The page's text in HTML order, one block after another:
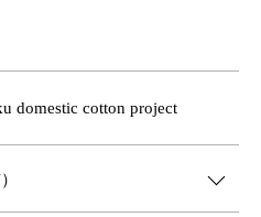
domestic cotton project